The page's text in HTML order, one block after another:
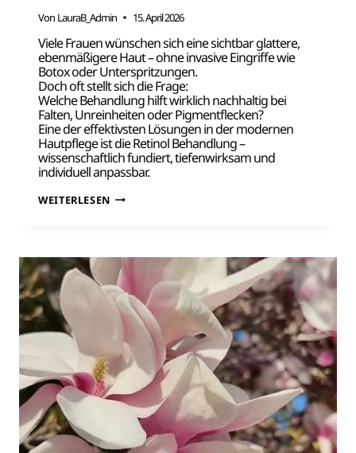
Von LauraB_Admin 15. April 2026
Viele Frauen wünschen sich eine sichtbar glattere,
ebenmäßigere Haut – ohne invasive Eingriffe wie
Botox oder Unterspritzungen.
Doch oft stellt sich die Frage:
Welche Behandlung hilft wirklich nachhaltig bei
Falten, Unreinheiten oder Pigmentflecken?
Eine der effektivsten Lösungen in der modernen
Hautpflege ist die Retinol Behandlung –
wissenschaftlich fundiert, tiefenwirksam und
individuell anpassbar.
WEITERLESEN RETINOL
GLATTERE
HAUT